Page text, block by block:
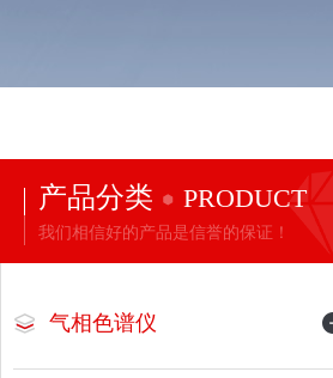
产品分类 PRODUCT
我们相信好的产品是信誉的保证！
气相色谱仪